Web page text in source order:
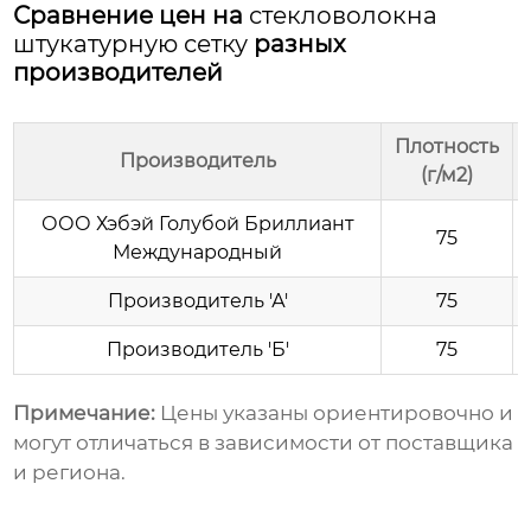
Сравнение цен на стекловолокна
штукатурную сетку разных
производителей
Производитель
Плотность
(г/м2)
ООО Хэбэй Голубой Бриллиант
Международный
75
Производитель 'А' 75
Производитель 'Б' 75
Примечание: Цены указаны ориентировочно и
могут отличаться в зависимости от поставщика
и региона.